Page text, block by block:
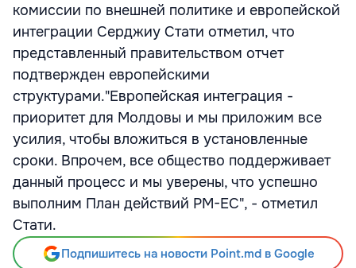
комиссии по внешней политике и европейской
интеграции Серджиу Стати отметил, что
представленный правительством отчет
подтвержден европейскими
структурами."Европейская интеграция -
приоритет для Молдовы и мы приложим все
усилия, чтобы вложиться в установленные
сроки. Впрочем, все общество поддерживает
данный процесс и мы уверены, что успешно
выполним План действий РМ-ЕС", - отметил
Стати.
Подпишитесь на новости Point.md в Google